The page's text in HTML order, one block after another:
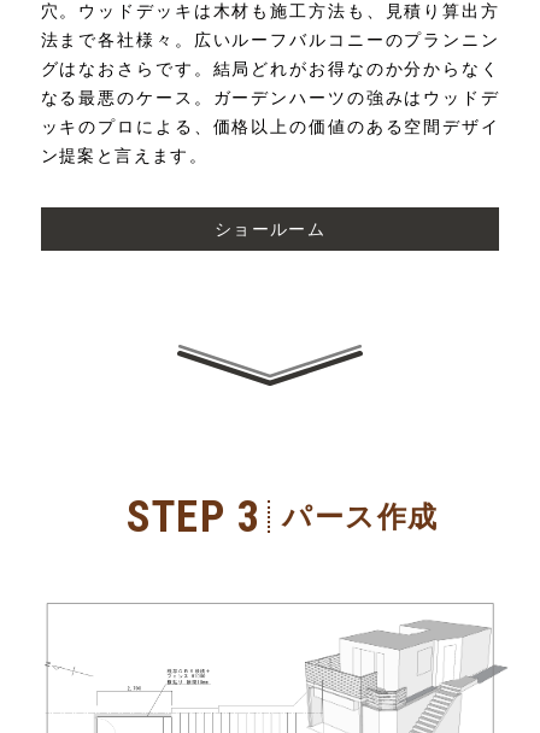
穴。ウッドデッキは木材も施工方法も、見積り算出方
法まで各社様々。広いルーフバルコニーのプランニン
グはなおさらです。結局どれがお得なのか分からなく
なる最悪のケース。ガーデンハーツの強みはウッドデ
ッキのプロによる、価格以上の価値のある空間デザイ
ン提案と言えます。
ショールーム
STEP 3 パース作成